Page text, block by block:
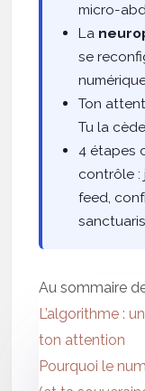
micro-
La
se
Ton
Tu la
4 étapes
contrôle :
feed,
Au sommaire
L’algorithme :
ton attention
Pourquoi le